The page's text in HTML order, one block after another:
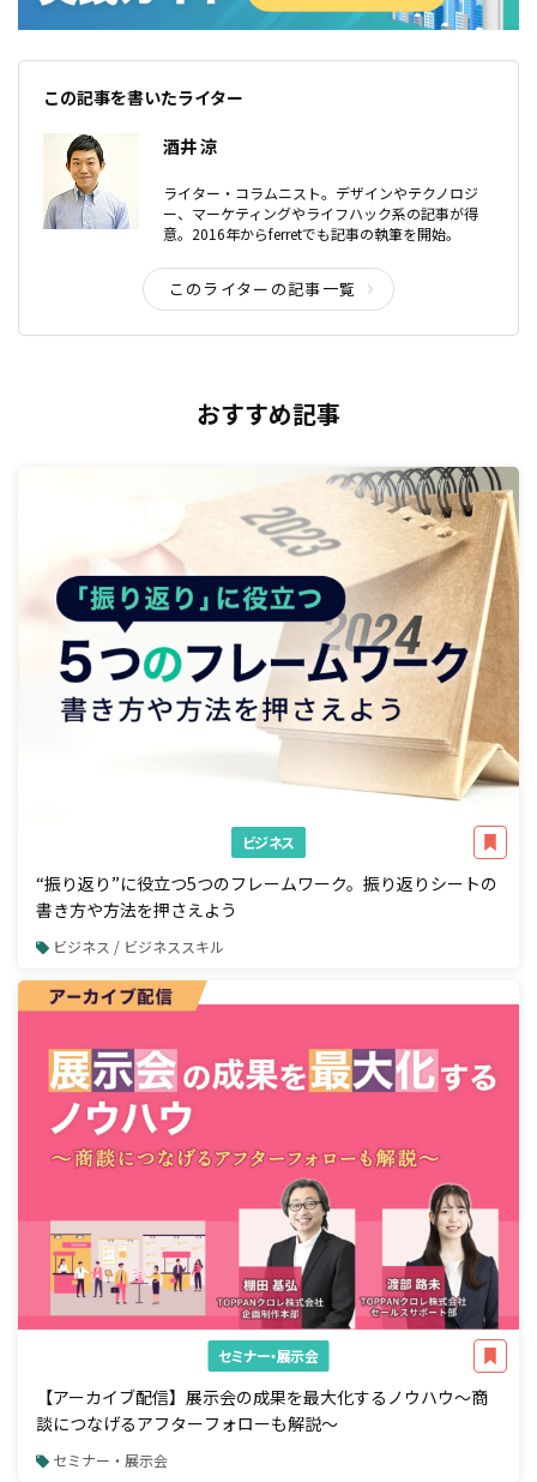
この記事を書いたライター
酒井 涼
ライター・コラムニスト。デザインやテクノロジ
ー、マーケティングやライフハック系の記事が得
意。2016年からferretでも記事の執筆を開始。
このライターの記事一覧
おすすめ記事
ビジネス
“振り返り”に役立つ5つのフレームワーク。振り返りシートの
書き方や方法を押さえよう
ビジネス / ビジネススキル
セミナー・展示会
【アーカイブ配信】展示会の成果を最大化するノウハウ～商
談につなげるアフターフォローも解説～
セミナー・展示会